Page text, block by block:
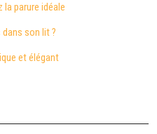
parure idéale
son lit ?
et élégant